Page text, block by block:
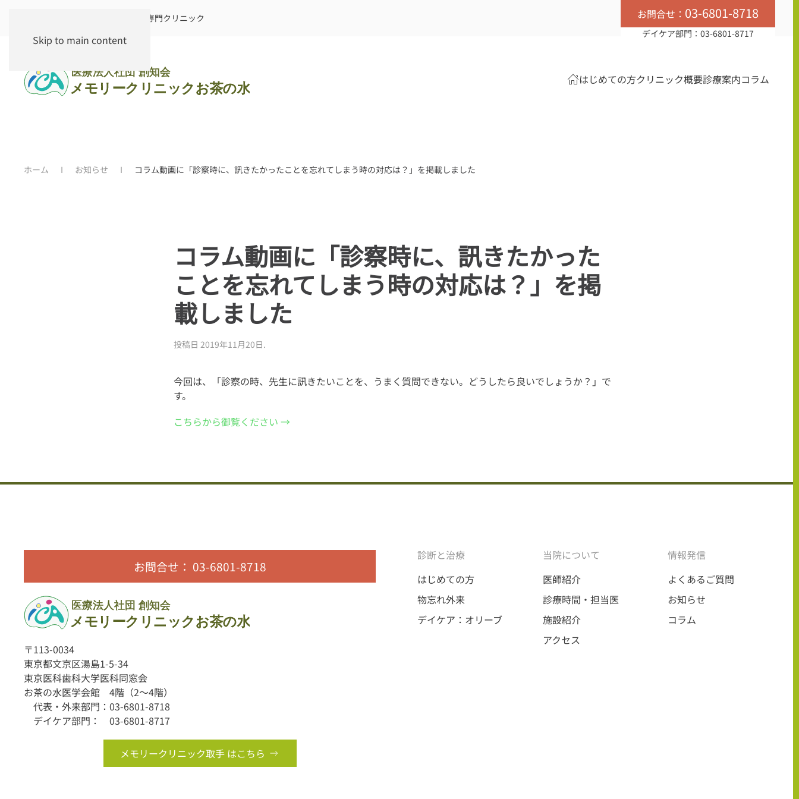
Skip to main content
軽度認知障害（MCI）・認知症の専門クリニック お問合せ： 03-6801-8718
デイケア部門：03-6801-8717
はじめての方クリニック概要診療案内コラム
ホーム お知らせ コラム動画に「診察時に、訊きたかったことを忘れてしまう時の対応は？」を掲載しました
コラム動画に「診察時に、訊きたかった
ことを忘れてしまう時の対応は？」を掲
載しました
投稿日 2019年11月20日.
今回は、「診察の時、先生に訊きたいことを、うまく質問できない。どうしたら良いでしょうか？」で
す。
こちらから御覧ください →
お問合せ： 03-6801-8718
〒113-0034
東京都文京区湯島1-5-34
東京医科歯科大学医科同窓会
お茶の水医学会館 4階（2〜4階）
代表・外来部門：03-6801-8718
デイケア部門： 03-6801-8717
メモリークリニック取手 はこちら
診断と治療
はじめての方
物忘れ外来
デイケア：オリーブ
当院について
医師紹介
診療時間・担当医
施設紹介
アクセス
情報発信
よくあるご質問
お知らせ
コラム